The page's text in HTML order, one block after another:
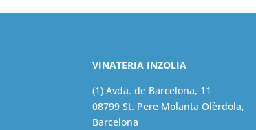
VINATERIA INZOLIA
(1) Avda. de Barcelona, 11
08799 St. Pere Molanta Olèrdola,
Barcelona